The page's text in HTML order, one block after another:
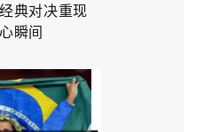
典对决重现
瞬间